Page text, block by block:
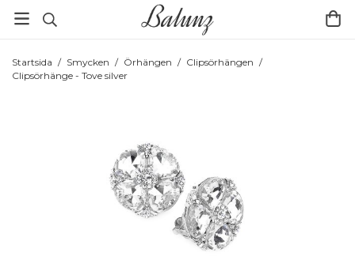
Startsida / Smycken / Örhängen / Clipsörhängen /
Clipsörhänge - Tove silver